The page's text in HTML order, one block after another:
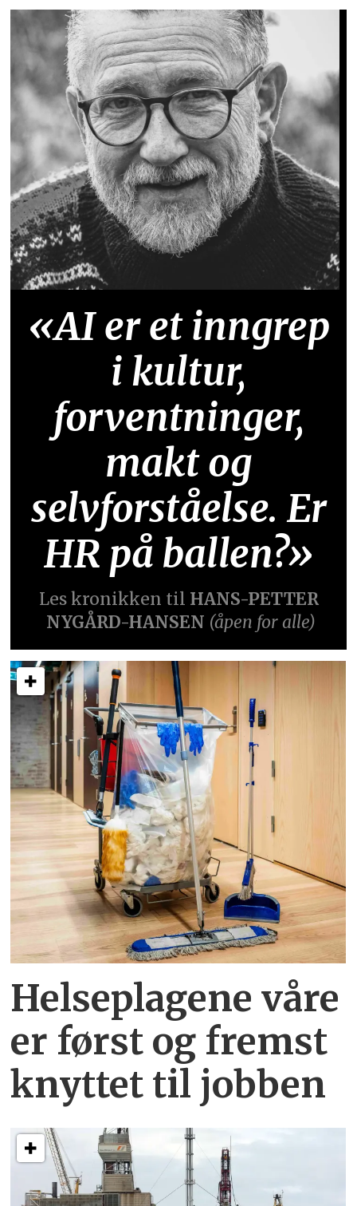
«AI er et inngrep
i kultur,
forventninger,
makt og
selvforståelse. Er
HR på ballen?»
Les kronikken til HANS-PETTER
NYGÅRD-HANSEN (åpen for alle)
Helseplagene våre
er først og fremst
knyttet til jobben